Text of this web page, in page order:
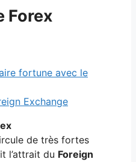
Forex
fortune avec le
Exchange
de très fortes
l’attrait du Foreign